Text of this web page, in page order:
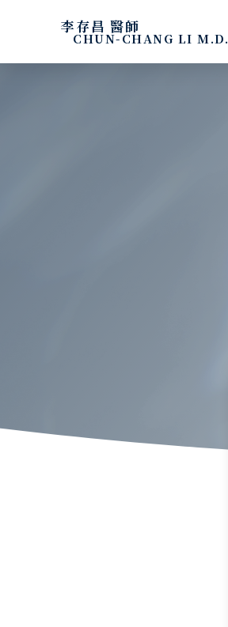
李存昌 醫師
CHUN-CHANG LI M.D.